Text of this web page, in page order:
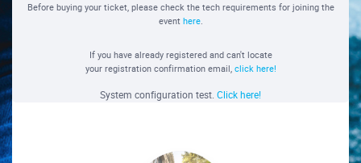
Before buying your ticket, please check the tech requirements for joining the
event here.
If you have already registered and can't locate
your registration confirmation email, click here!
System configuration test. Click here!